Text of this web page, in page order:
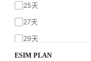
25天
27天
29天
30天
ESIM PLAN